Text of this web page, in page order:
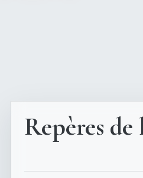
Repères de